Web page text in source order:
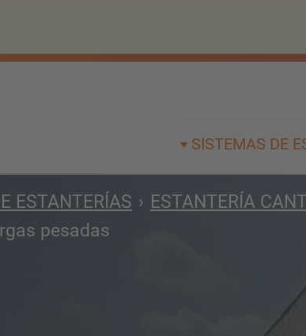
SISTEMAS DE
ESTANTERÍAS
ESTANTERÍA
pesadas